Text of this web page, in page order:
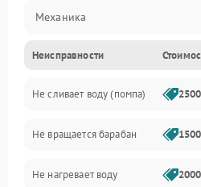
Механика
Электропитание
Водоснабжение
Слив
Программное обеспечение
Неисправности
Не сливает воду (помпа)
Не вращается барабан
Не нагревает воду